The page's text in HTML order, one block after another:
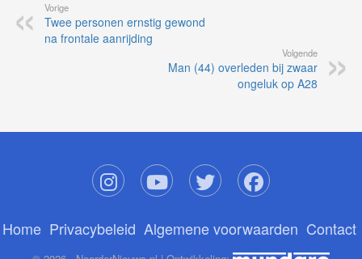
Vorige
Twee personen ernstig gewond
na frontale aanrijding
Volgende
Man (44) overleden bij zwaar
ongeluk op A28
Home Privacybeleid Algemene voorwaarden Contact